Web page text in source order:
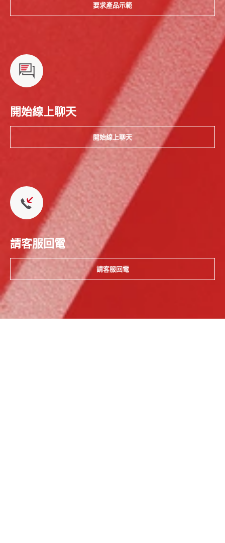
要求產品示範
開始線上聊天
開始線上聊天
請客服回電
請客服回電